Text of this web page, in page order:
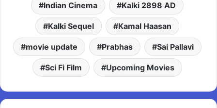
Indian Cinema Kalki 2898 AD
Kalki Sequel Kamal Haasan
movie update Prabhas Sai Pallavi
Sci Fi Film Upcoming Movies